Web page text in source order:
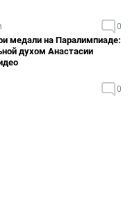
0
медали на Паралимпиаде:
духом Анастасии
0